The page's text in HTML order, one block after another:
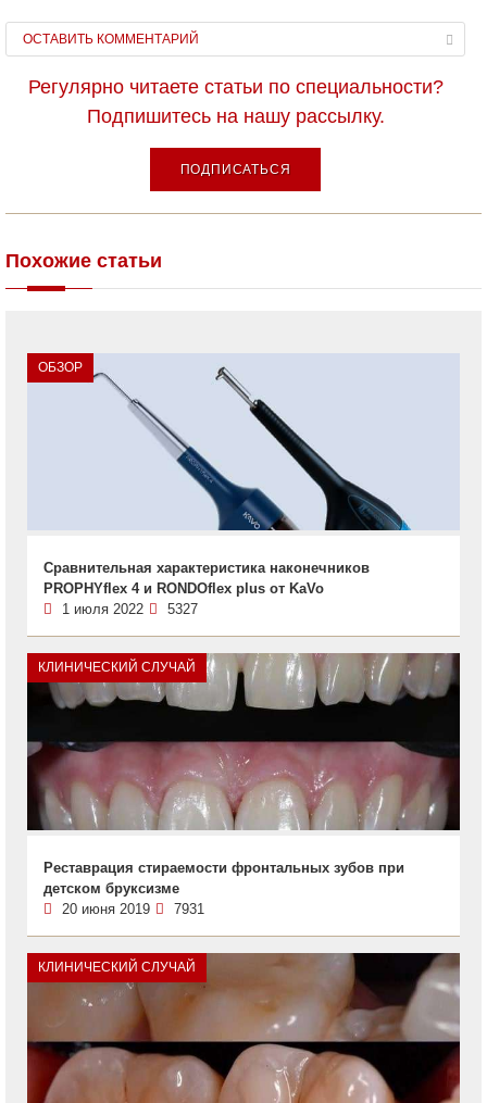
ОСТАВИТЬ КОММЕНТАРИЙ
Регулярно читаете статьи по специальности?
Подпишитесь на нашу рассылку.
ПОДПИСАТЬСЯ
Похожие статьи
ОБЗОР
Сравнительная характеристика наконечников
PROPHYflex 4 и RONDOflex plus от KaVo
1 июля 2022
5327
КЛИНИЧЕСКИЙ СЛУЧАЙ
Реставрация стираемости фронтальных зубов при
детском бруксизме
20 июня 2019
7931
КЛИНИЧЕСКИЙ СЛУЧАЙ